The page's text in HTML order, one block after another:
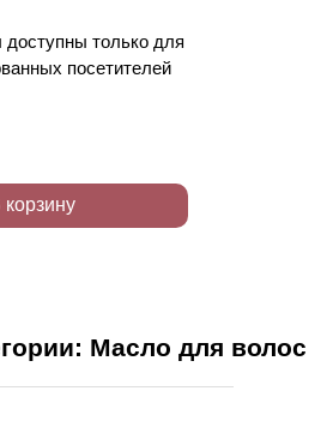
только для
посетителей
корзину
Масло для волос